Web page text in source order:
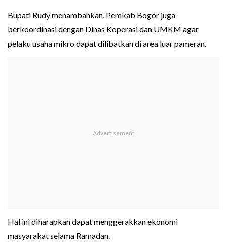
Bupati Rudy menambahkan, Pemkab Bogor juga
berkoordinasi dengan Dinas Koperasi dan UMKM agar
pelaku usaha mikro dapat dilibatkan di area luar pameran.
Hal ini diharapkan dapat menggerakkan ekonomi
masyarakat selama Ramadan.